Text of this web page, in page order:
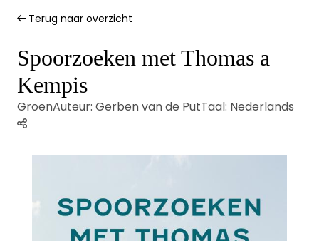
Terug naar overzicht
Spoorzoeken met Thomas a
Kempis
GroenAuteur: Gerben van de PutTaal: Nederlands